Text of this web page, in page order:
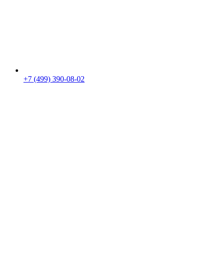
+7 (499) 390-08-02